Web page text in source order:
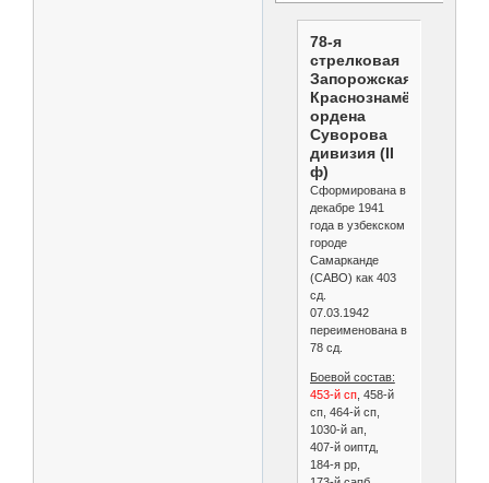
78-я
стрелковая
Запорожская
Краснознамённая
ордена
Суворова
дивизия (II
ф)
Сформирована в
декабре 1941
года в узбекском
городе
Самарканде
(САВО) как 403
сд.
07.03.1942
переименована в
78 сд.
Боевой состав:
453-й сп, 458-й
сп, 464-й сп,
1030-й ап,
407-й оиптд,
184-я рр,